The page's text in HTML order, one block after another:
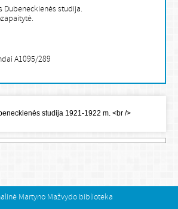
Dubeneckienės studija.
A1095/289
Martyno Mažvydo biblioteka